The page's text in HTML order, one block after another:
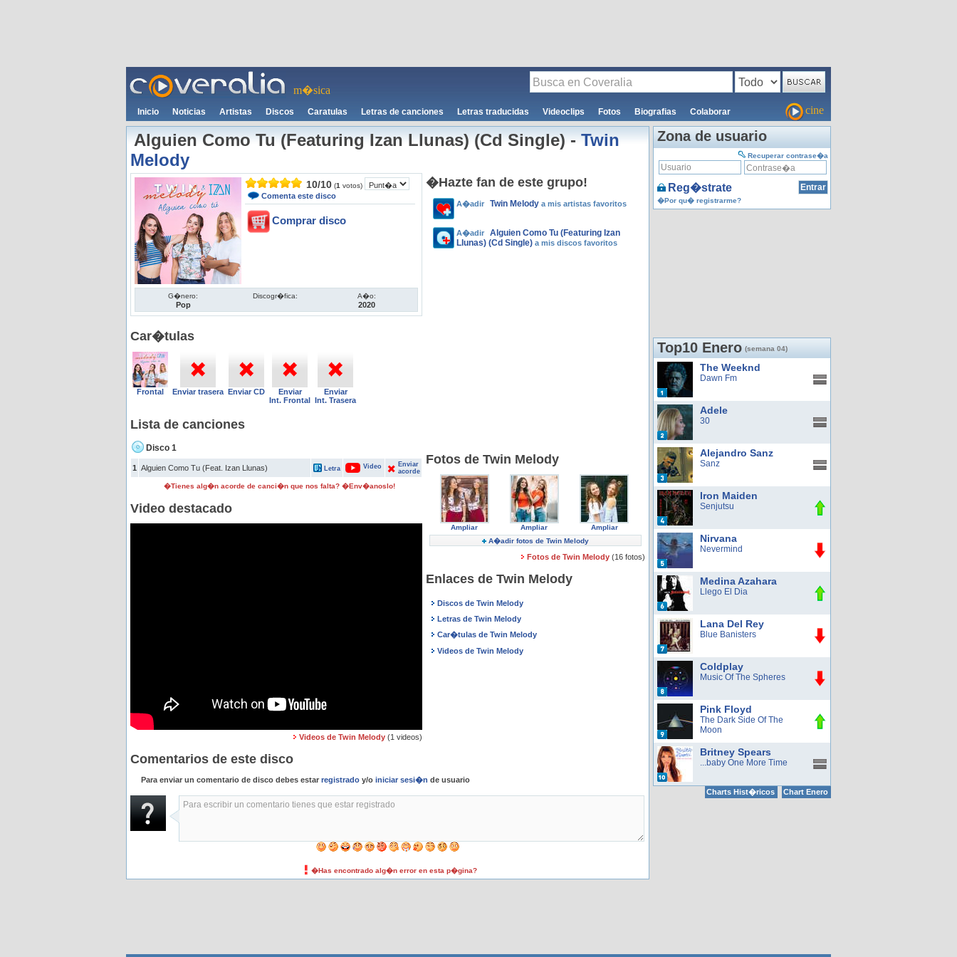
m�sica
Inicio Noticias Artistas Discos Caratulas Letras de canciones Letras traducidas Videoclips Fotos Biografias Colaborar cine
Alguien Como Tu (Featuring Izan Llunas) (Cd Single)-Twin
Melody
10/10 (1 votos)
Comenta este disco
Comprar disco
G�nero:
Pop
Discogr�fica: A�o:
2020
Car�tulas
Frontal Enviar trasera Enviar CD
Enviar
Int. Frontal
Enviar
Int. Trasera
Lista de canciones
Disco 1
1 Alguien Como Tu (Feat. Izan Llunas) Letra Video
Enviar
acorde
�Tienes alg�n acorde de canci�n que nos falta? �Env�anoslo!
Video destacado
Videos de Twin Melody (1 videos)
�Hazte fan de este grupo!
A�adir Twin Melody a mis artistas favoritos
A�adir
Alguien Como Tu (Featuring Izan
Llunas) (Cd Single) a mis discos favoritos
Fotos de Twin Melody
Ampliar Ampliar
Ampliar
A�adir fotos de Twin Melody
Fotos de Twin Melody (16 fotos)
Enlaces de Twin Melody
Discos de Twin Melody
Letras de Twin Melody
Car�tulas de Twin Melody
Videos de Twin Melody
Comentarios de este disco
Para enviar un comentario de disco debes estar registrado y/o iniciar sesi�n de usuario
�Has encontrado alg�n error en esta p�gina?
Zona de usuario
Recuperar contrase�a
Reg�strate
�Por qu� registrarme?
Top10 Enero (semana 04)
The Weeknd
Dawn Fm
Adele
30
Alejandro Sanz
Sanz
Iron Maiden
Senjutsu
Nirvana
Nevermind
Medina Azahara
Llego El Dia
Lana Del Rey
Blue Banisters
Coldplay
Music Of The Spheres
Pink Floyd
The Dark Side Of The
Moon
Britney Spears
...baby One More Time
Charts Hist�ricos Chart Enero